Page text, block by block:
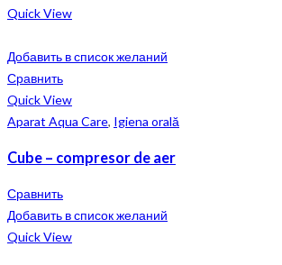
Quick View
Добавить в список желаний
Сравнить
Quick View
Aparat Aqua Care, Igiena orală
Cube – compresor de aer
Сравнить
Добавить в список желаний
Quick View